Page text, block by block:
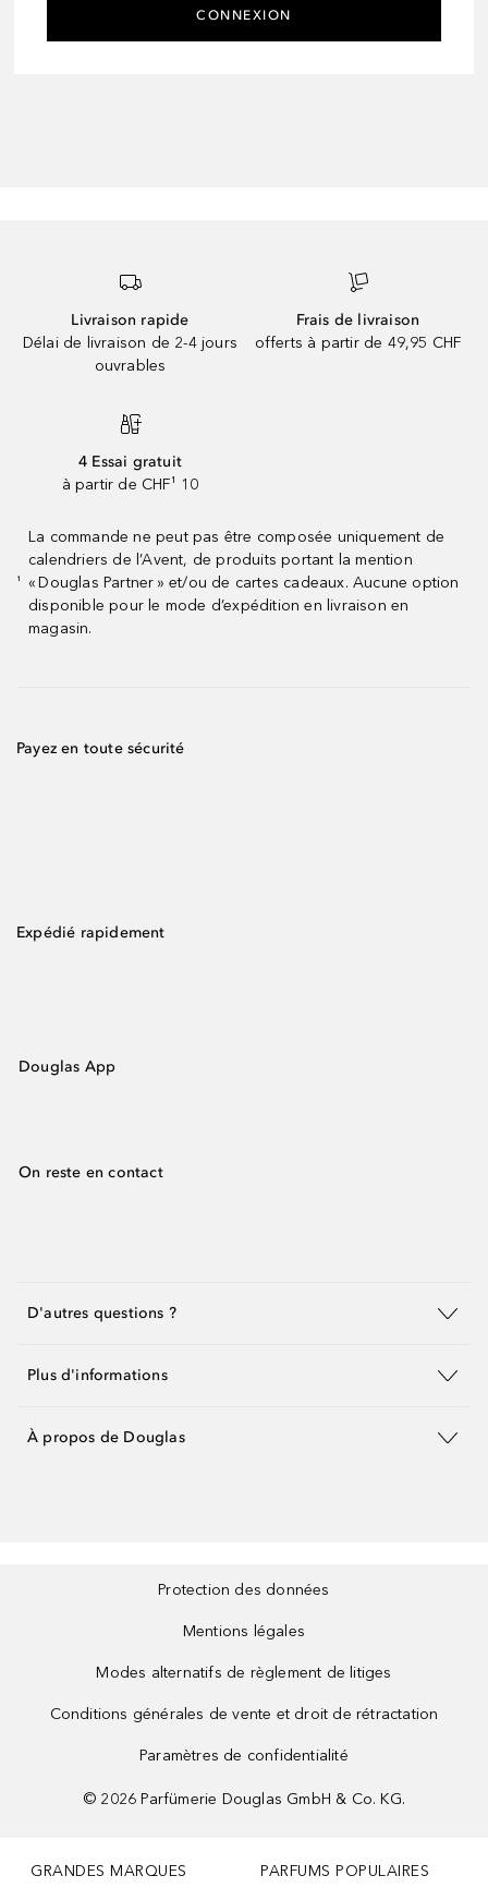
CONNEXION
Livraison rapide
Délai de livraison de 2-4 jours
ouvrables
Frais de livraison
offerts à partir de 49,95 CHF
4 Essai gratuit
à partir de CHF¹ 10
¹
La commande ne peut pas être composée uniquement de
calendriers de l’Avent, de produits portant la mention
« Douglas Partner » et/ou de cartes cadeaux. Aucune option
disponible pour le mode d’expédition en livraison en
magasin.
Payez en toute sécurité
Expédié rapidement
Douglas App
On reste en contact
D'autres questions ?
Plus d'informations
À propos de Douglas
Protection des données
Mentions légales
Modes alternatifs de règlement de litiges
Conditions générales de vente et droit de rétractation
Paramètres de confidentialité
© 2026 Parfümerie Douglas GmbH & Co. KG.
GRANDES MARQUES PARFUMS POPULAIRES